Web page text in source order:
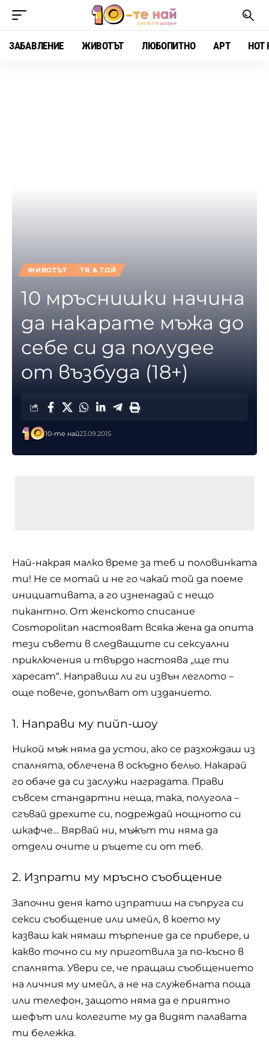
ЗАБАВЛЕНИЕ ЖИВОТЪТ ЛЮБОПИТНО АРТ HOT
ЖИВОТЪТ ТЯ & ТОЙ
10 мръснишки начина
да накарате мъжа до
себе си да полудее
от възбуда (18+)
10-те най23.09.2015
Най-накрая малко време за теб и половинката
ти! Не се мотай и не го чакай той да поеме
инициативата, а го изненадай с нещо
пикантно. От женското списание
Cosmopolitan настояват всяка жена да опита
тези съвети в следващите си сексуални
приключения и твърдо настоява „ще ти
харесат“. Направиш ли ги извън леглото –
още повече, допълват от изданието.
1. Направи му пийп-шоу
Никой мъж няма да устои, ако се разхождаш из
спалнята, облечена в оскъдно бельо. Накарай
го обаче да си заслужи наградата. Прави
съвсем стандартни неща, така, полугола –
сгъвай дрехите си, подреждай нощното си
шкафче… Вярвай ни, мъжът ти няма да
отдели очите и ръцете си от теб.
2. Изпрати му мръсно съобщение
Започни деня като изпратиш на съпруга си
секси съобщение или имейл, в което му
казваш как нямаш търпение да се прибере, и
какво точно си му приготвила за по-късно в
спалнята. Увери се, че пращаш съобщението
на личния му имейл, а не на служебната поща
или телефон, защото няма да е приятно
шефът или колегите му да видят палавата
ти бележка.